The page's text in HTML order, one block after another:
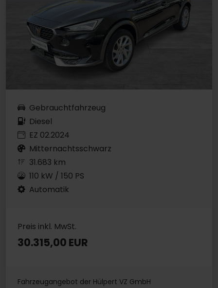
Gebrauchtfahrzeug
Diesel
EZ 02.2024
Mitternachtsschwarz
31.683 km
110 kW / 150 PS
Automatik
Preis inkl. MwSt.
30.315,00 EUR
Fahrzeugangebot der Hülpert VZ GmbH